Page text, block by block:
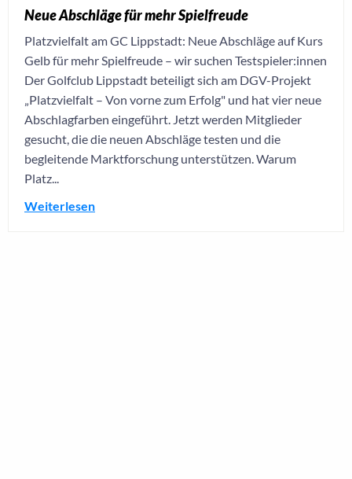
Neue Abschläge für mehr Spielfreude
Platzvielfalt am GC Lippstadt: Neue Abschläge auf Kurs
Gelb für mehr Spielfreude – wir suchen Testspieler:innen
Der Golfclub Lippstadt beteiligt sich am DGV-Projekt
„Platzvielfalt – Von vorne zum Erfolg" und hat vier neue
Abschlagfarben eingeführt. Jetzt werden Mitglieder
gesucht, die die neuen Abschläge testen und die
begleitende Marktforschung unterstützen. Warum
Platz...
Weiterlesen